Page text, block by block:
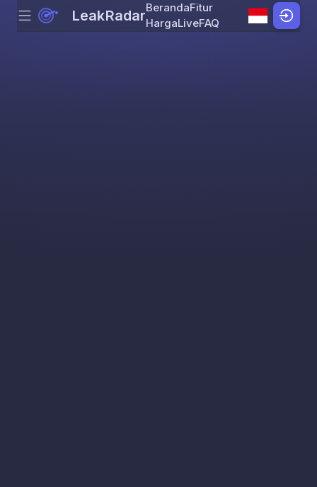
Skip to content
Menu LeakRadarBerandaFitur
HargaLiveFAQ